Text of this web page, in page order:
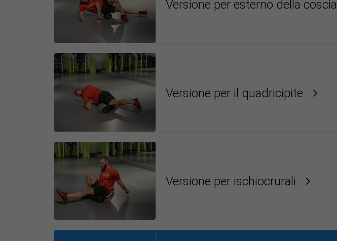
Versione per esterno della coscia
Versione per il quadricipite
Versione per ischiocrurali